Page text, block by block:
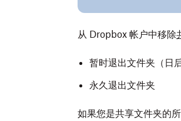
从 Dropbox 帐户中移除
暂时退出文件夹（日
永久退出文件夹
如果您是共享文件夹的